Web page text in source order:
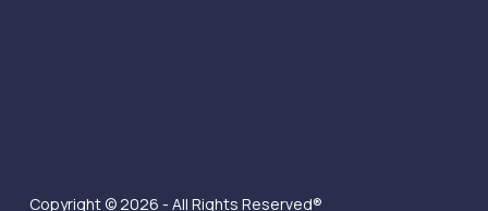
Copyright © 2026 - All Rights Reserved®